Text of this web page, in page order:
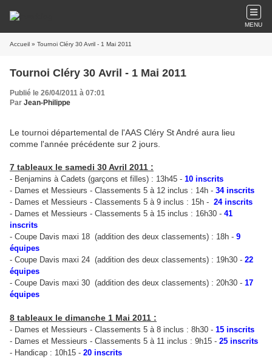
MENU
Accueil » Tournoi Cléry 30 Avril - 1 Mai 2011
Tournoi Cléry 30 Avril - 1 Mai 2011
Publié le 26/04/2011 à 07:01
Par Jean-Philippe
Le tournoi départemental de l'AAS Cléry St André aura lieu
comme l'année précédente sur 2 jours.
7 tableaux le samedi 30 Avril 2011 :
- Benjamins à Cadets (garçons et filles) : 13h45 - 10 inscrits
- Dames et Messieurs - Classements 5 à 12 inclus : 14h - 34 inscrits
- Dames et Messieurs - Classements 5 à 9 inclus : 15h - 24 inscrits
- Dames et Messieurs - Classements 5 à 15 inclus : 16h30 - 41
inscrits
- Coupe Davis maxi 18 (addition des deux classements) : 18h - 9
équipes
- Coupe Davis maxi 24 (addition des deux classements) : 19h30 - 22
équipes
- Coupe Davis maxi 30 (addition des deux classements) : 20h30 - 17
équipes
8 tableaux le dimanche 1 Mai 2011 :
- Dames et Messieurs - Classements 5 à 8 inclus : 8h30 - 15 inscrits
- Dames et Messieurs - Classements 5 à 11 inclus : 9h15 - 25 inscrits
- Handicap : 10h15 - 20 inscrits